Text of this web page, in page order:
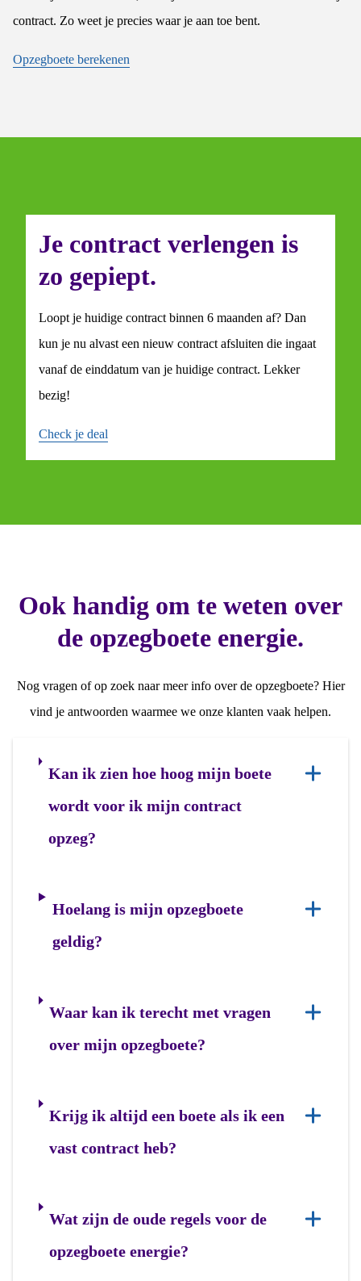
contract. Zo weet je precies waar je aan toe bent.
Opzegboete berekenen
Je contract verlengen is
zo gepiept.
Loopt je huidige contract binnen 6 maanden af? Dan
kun je nu alvast een nieuw contract afsluiten die ingaat
vanaf de einddatum van je huidige contract. Lekker
bezig!
Check je deal
Ook handig om te weten over
de opzegboete energie.
Nog vragen of op zoek naar meer info over de opzegboete? Hier
vind je antwoorden waarmee we onze klanten vaak helpen.
Kan ik zien hoe hoog mijn boete
wordt voor ik mijn contract
opzeg?
Hoelang is mijn opzegboete
geldig?
Waar kan ik terecht met vragen
over mijn opzegboete?
Krijg ik altijd een boete als ik een
vast contract heb?
Wat zijn de oude regels voor de
opzegboete energie?